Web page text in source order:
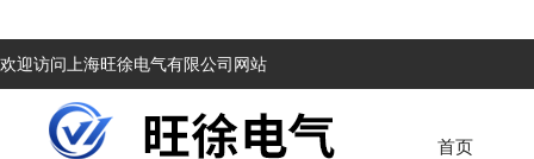
欢迎访问上海旺徐电气有限公司网站
首页